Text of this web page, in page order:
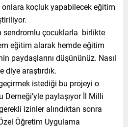
koçluk yapabilecek eğitim
sendromlu çocuklarla birlikte
eğitim alarak hemde eğitim
paydaşlarını düşününüz. Nasıl
diye araştırdık.
istediği bu projeyi o
paylaşıyor İl Milli
izinler alındıktan sonra
Öğretim Uygulama